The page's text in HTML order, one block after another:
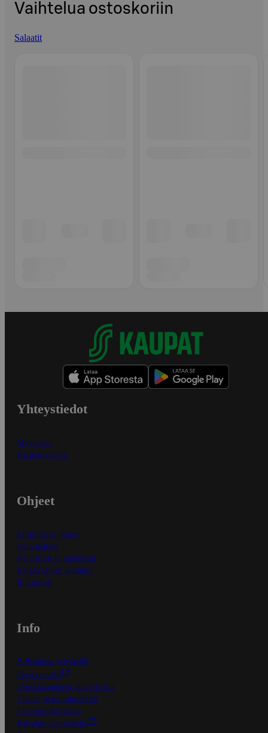
Vaihtelua ostoskoriin
Salaatit
Yhteystiedot
Myymälät
Asiakaspalvelu
Ohjeet
Ensitilaajan ohjeet
Näin maksat
Näin tilaat ja muokkaat
Kaikki ohjeet ja vinkit
In English
Info
S-Business yrityksille
Oiva-raportit
Osuuskauppojen yhteystiedot
Tilaus- ja toimitusehdot
Tietosuojakäytäntö
Palvelun käyttöehdot